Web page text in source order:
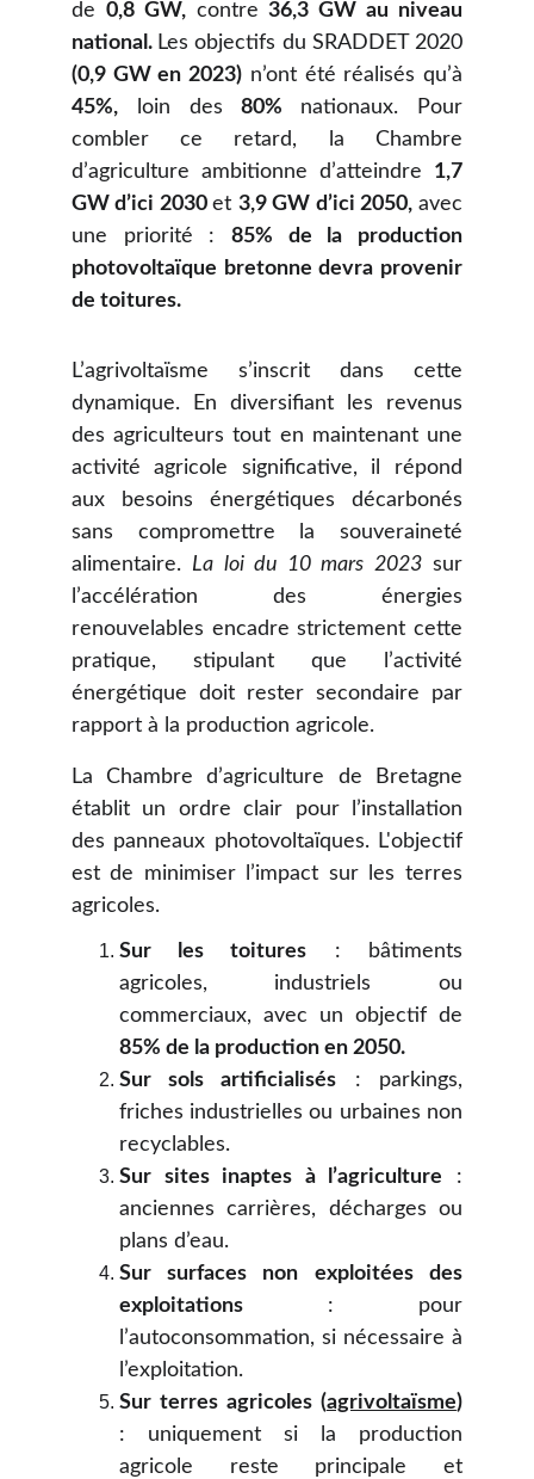
de 0,8 GW,contre36,3 GW au niveau
national. Les objectifs du SRADDET 2020
(0,9 GW en 2023) n’ont été réalisés qu’à
45%, loin des80% nationaux. Pour
combler ce retard, la Chambre
d’agriculture ambitionne d’atteindre 1,7
GW d’ici 2030et 3,9 GW d’ici 2050, avec
une priorité : 85% de la production
photovoltaïque bretonne devra provenir
de toitures.
L’agrivoltaïsme s’inscrit dans cette
dynamique. En diversifiant les revenus
des agriculteurs tout en maintenant une
activité agricole significative, il répond
aux besoins énergétiques décarbonés
sans compromettre la souveraineté
alimentaire. La loi du 10 mars 2023sur
l’accélération des énergies
renouvelables encadre strictement cette
pratique, stipulant que l’activité
énergétique doit rester secondaire par
rapport à la production agricole.
La Chambre d’agriculture de Bretagne
établit un ordre clair pour l’installation
des panneaux photovoltaïques. L'objectif
est de minimiser l’impact sur les terres
agricoles.
Sur les toitures : bâtiments
agricoles, industriels ou
commerciaux, avec un objectif de
85% de la production en 2050.
Sur sols artificialisés : parkings,
friches industrielles ou urbaines non
recyclables.
Sur sites inaptes à l’agriculture :
anciennes carrières, décharges ou
plans d’eau.
Sur surfaces non exploitées des
exploitations : pour
l’autoconsommation, si nécessaire à
l’exploitation.
Sur terres agricoles (agrivoltaïsme)
: uniquement si la production
agricole reste principale et